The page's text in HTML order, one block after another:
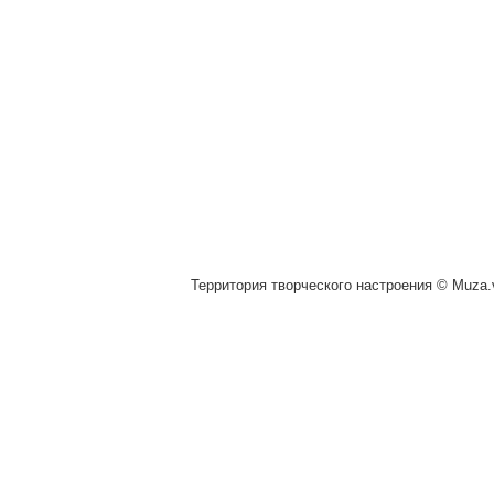
Территория творческого настроения ©